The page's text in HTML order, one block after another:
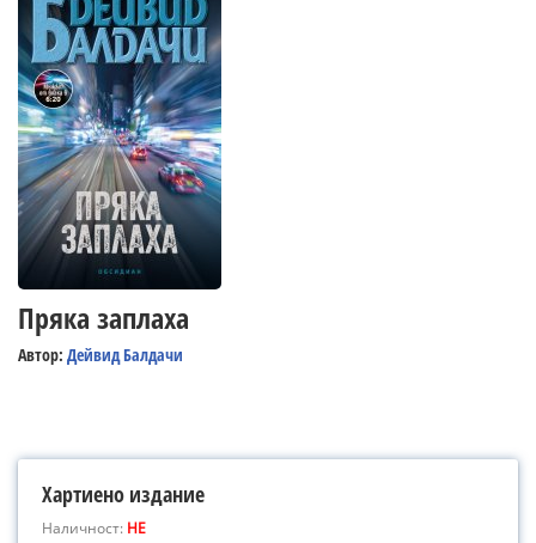
Пряка заплаха
Автор: Дейвид Балдачи
Хартиено издание
Наличност: НЕ